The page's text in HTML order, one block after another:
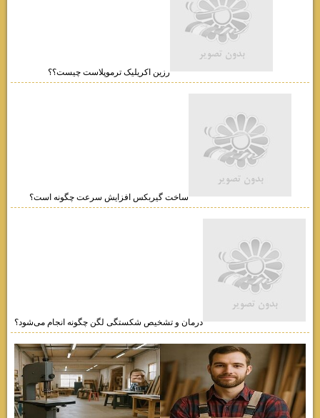
رزین اکریلیک ترموپلاست چیست؟؟
ساخت گیربکس افزایش سرعت چگونه است؟
درمان و تشخیص شکستگی لگن چگونه انجام می‌شود؟